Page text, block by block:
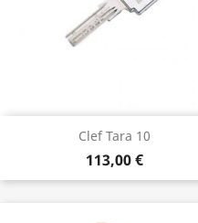
Clef Tara 10
113,00 €